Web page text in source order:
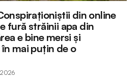
din online
fură străinii apa din
e bine mersi și
mai puțin de o
2026